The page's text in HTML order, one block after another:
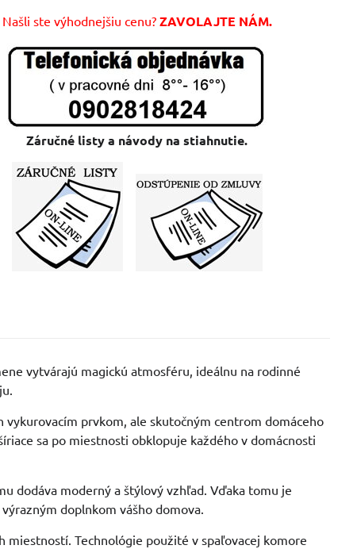
Našli ste výhodnejšiu cenu? ZAVOLAJTE NÁM.
Záručné listy a návody na stiahnutie.
vytvárajú magickú atmosféru, ideálnu na rodinné
vykurovacím prvkom, ale skutočným centrom domáceho
sa po miestnosti obklopuje každého v domácnosti
dodáva moderný a štýlový vzhľad. Vďaka tomu je
doplnkom vášho domova.
Technológie použité v spaľovacej komore